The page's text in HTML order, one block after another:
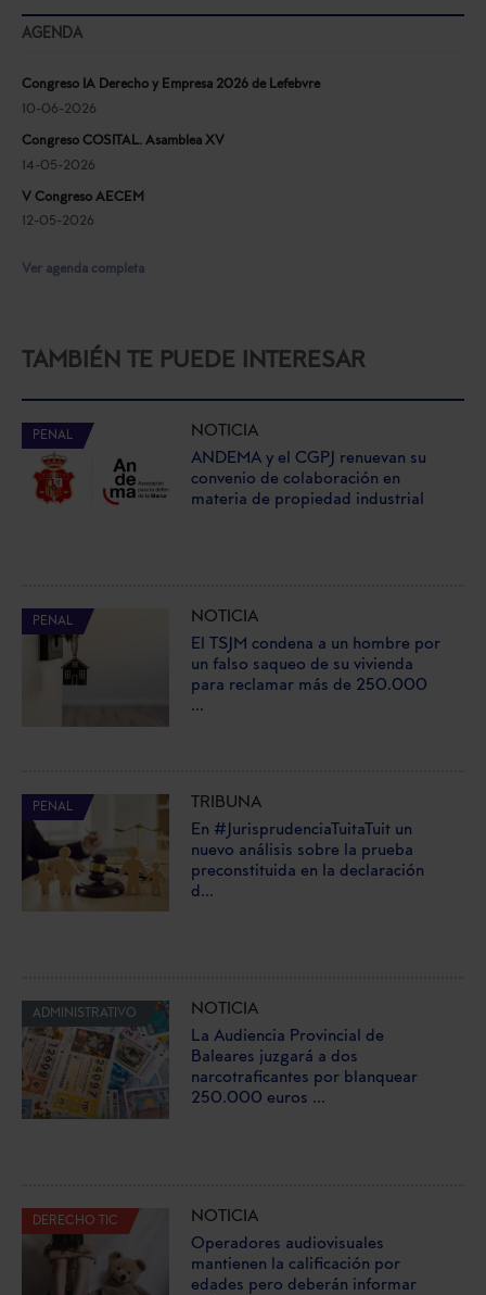
AGENDA
Congreso IA Derecho y Empresa 2026 de Lefebvre
10-06-2026
Congreso COSITAL. Asamblea XV
14-05-2026
V Congreso AECEM
12-05-2026
Ver agenda completa
TAMBIÉN TE PUEDE INTERESAR
PENAL
NOTICIA
ANDEMA y el CGPJ renuevan su
convenio de colaboración en
materia de propiedad industrial
PENAL
NOTICIA
El TSJM condena a un hombre por
un falso saqueo de su vivienda
para reclamar más de 250.000
...
PENAL
TRIBUNA
En #JurisprudenciaTuitaTuit un
nuevo análisis sobre la prueba
preconstituida en la declaración
d...
ADMINISTRATIVO
NOTICIA
La Audiencia Provincial de
Baleares juzgará a dos
narcotraficantes por blanquear
250.000 euros ...
DERECHO TIC
NOTICIA
Operadores audiovisuales
mantienen la calificación por
edades pero deberán informar